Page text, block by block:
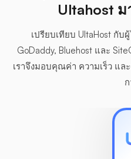
Ultahost ม
เปรียบเทียบ UltaHost กับ
GoDaddy, Bluehost และ
เราจึงมอบคุณค่า ความเร็ว แ